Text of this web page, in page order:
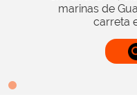
marinas de
carreta